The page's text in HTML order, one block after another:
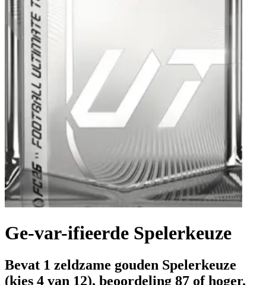
Ge-var-ifieerde Spelerkeuze
Bevat 1 zeldzame gouden Spelerkeuze
(kies 4 van 12), beoordeling 87 of hoger.